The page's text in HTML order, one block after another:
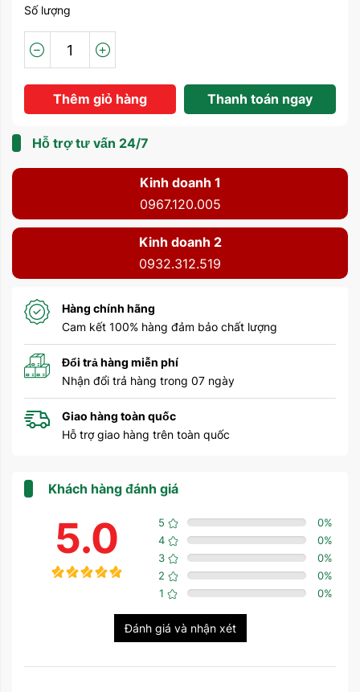
Số lượng
Thêm giỏ hàng Thanh toán ngay
Hỗ trợ tư vấn 24/7
Kinh doanh 1
0967.120.005
Kinh doanh 2
0932.312.519
Hàng chính hãng
Cam kết 100% hàng đảm bảo chất lượng
Đổi trả hàng miễn phí
Nhận đổi trả hàng trong 07 ngày
Giao hàng toàn quốc
Hỗ trợ giao hàng trên toàn quốc
Khách hàng đánh giá
5.0 5 0%
4
0%
3
0%
2
0%
1
0%
Đánh giá và nhận xét